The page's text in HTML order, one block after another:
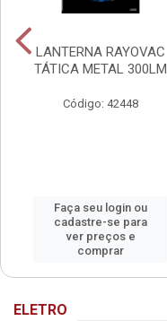
LANTERNA RAYOVAC
TÁTICA METAL 300LM
Código: 42448
Faça seu login ou
cadastre-se para
ver preços e
comprar
ELETRO